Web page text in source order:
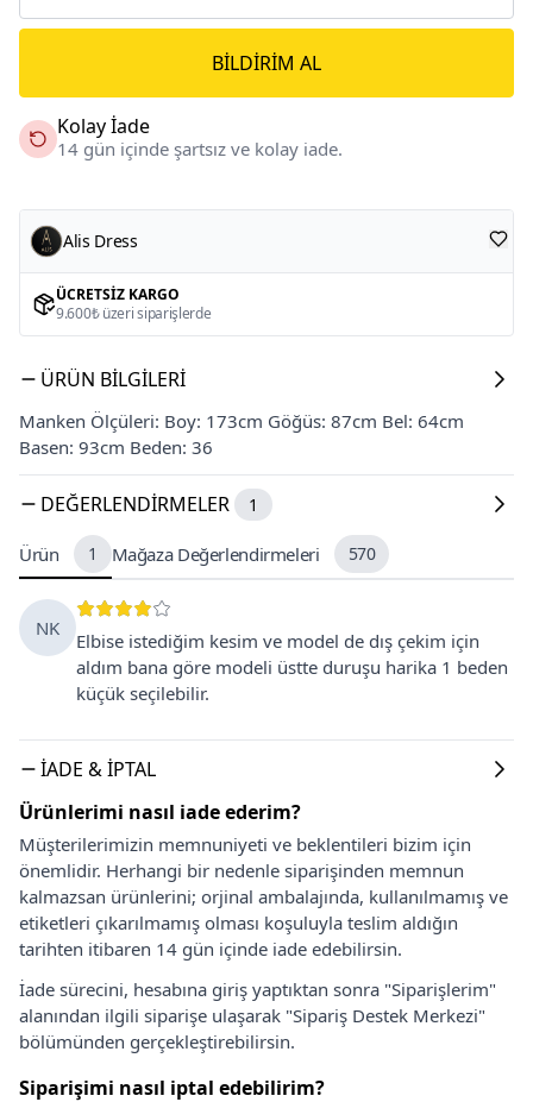
BILDIRIM AL
Kolay İade
14 gün içinde şartsız ve kolay iade.
Alis Dress
ÜCRETSIZ KARGO
9.600₺ üzeri siparişlerde
ÜRÜN BILGILERI
Manken Ölçüleri: Boy: 173cm Göğüs: 87cm Bel: 64cm
Basen: 93cm Beden: 36
DEĞERLENDIRMELER 1
Ürün 1 Mağaza Değerlendirmeleri 570
NK
Elbise istediğim kesim ve model de dış çekim için
aldım bana göre modeli üstte duruşu harika 1 beden
küçük seçilebilir.
İADE & İPTAL
Ürünlerimi nasıl iade ederim?
Müşterilerimizin memnuniyeti ve beklentileri bizim için
önemlidir. Herhangi bir nedenle siparişinden memnun
kalmazsan ürünlerini; orjinal ambalajında, kullanılmamış ve
etiketleri çıkarılmamış olması koşuluyla teslim aldığın
tarihten itibaren 14 gün içinde iade edebilirsin.
İade sürecini, hesabına giriş yaptıktan sonra "Siparişlerim"
alanından ilgili siparişe ulaşarak "Sipariş Destek Merkezi"
bölümünden gerçekleştirebilirsin.
Siparişimi nasıl iptal edebilirim?